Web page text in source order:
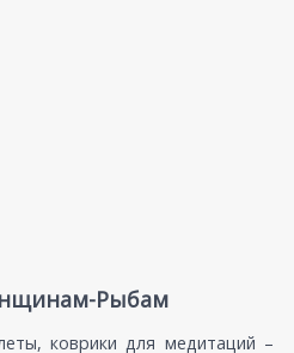
Рыбам
коврики для медитаций –